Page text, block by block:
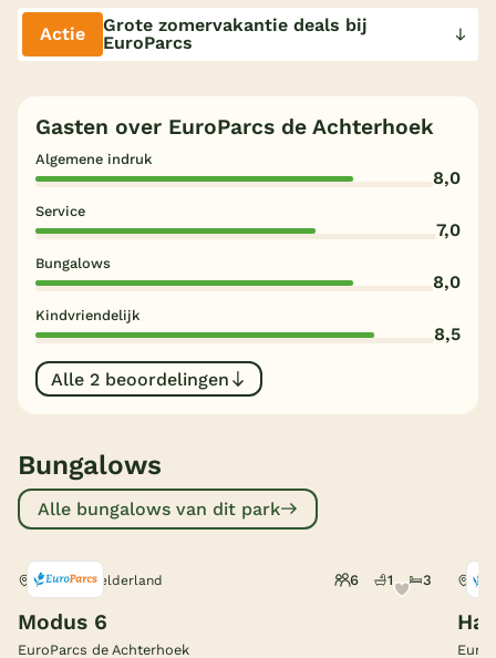
Nederland
Veluwe
Limburg
Duitsland
Onze e-boeken
Actie
Grote zomervakantie deals bij
EuroParcs
Gasten over EuroParcs de Achterhoek
Algemene indruk
8,0
Service
7,0
Bungalows
8,0
Kindvriendelijk
8,5
Alle 2 beoordelingen
Bungalows
Alle bungalows van dit park
Lochem, Gelderland 6 1 3
Modus 6
EuroParcs de Achterhoek